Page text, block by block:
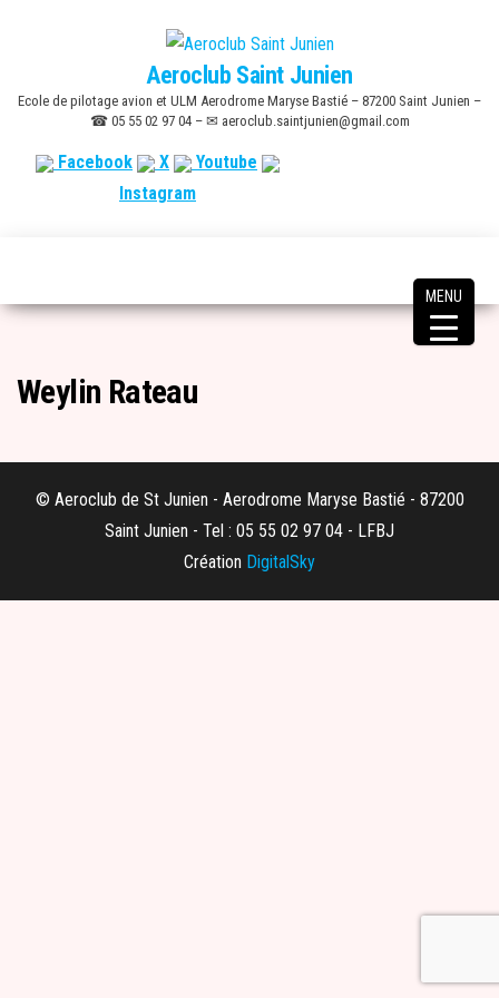
content
Aeroclub Saint Junien
Ecole de pilotage avion et ULM Aerodrome Maryse Bastié – 87200 Saint Junien –
☎ 05 55 02 97 04 – ✉ aeroclub.saintjunien@gmail.com
Facebook X
Youtube
Instagram
Weylin Rateau
© Aeroclub de St Junien - Aerodrome Maryse Bastié - 87200
Saint Junien - Tel : 05 55 02 97 04 - LFBJ
Création DigitalSky
MENU